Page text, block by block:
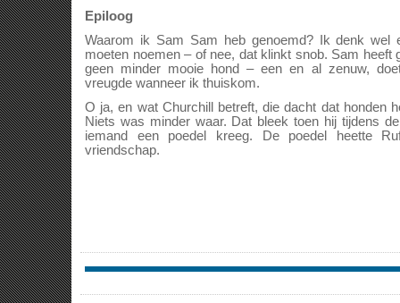
Epiloog
Waarom ik Sam Sam heb genoemd? Ik denk wel
moeten noemen – of nee, dat klinkt snob. Sam heeft
geen minder mooie hond – een en al zenuw,
vreugde wanneer ik thuiskom.
O ja, en wat Churchill betreft, die dacht dat honden
Niets was minder waar. Dat bleek toen hij tijdens
iemand een poedel kreeg. De poedel heette
vriendschap.